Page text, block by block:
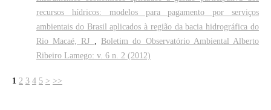
recursos hídricos: modelos para pagamento por serviços
ambientais do Brasil aplicados à região da bacia hidrográfica do
Rio Macaé, RJ
Boletim do Observatório Ambiental Alberto
Ribeiro Lamego: v. 6 n. 2 (2012)
1 2 3 4 5 > >>